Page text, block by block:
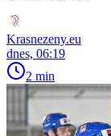
Krasnezeny.eu
dnes, 06:19
2 min